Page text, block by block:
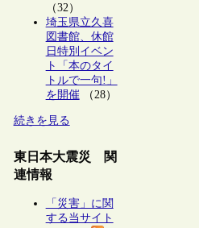
（32）
埼玉県立久喜
図書館、休館
日特別イベン
ト「本のタイ
トルで一句!」
を開催（28）
続きを見る
東日本大震災 関
連情報
「災害」に関
する当サイト